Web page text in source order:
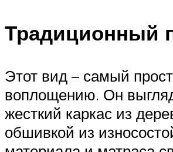
Традиционный
Этот вид – самый
воплощению. Он
жесткий каркас из
обшивкой из